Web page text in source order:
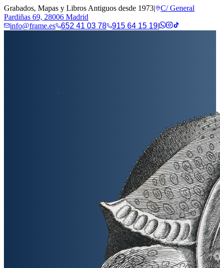
Grabados, Mapas y Libros Antiguos desde 1973|
C/ General
Pardiñas 69, 28006 Madrid
info@frame.es
652 41 03 78 915 64 15 19|